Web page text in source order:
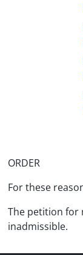
ORDER
For these
The petition for
inadmissible.